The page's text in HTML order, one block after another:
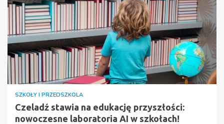
SZKOŁY I PRZEDSZKOLA
Czeladź stawia na edukację przyszłości:
nowoczesne laboratoria AI w szkołach!